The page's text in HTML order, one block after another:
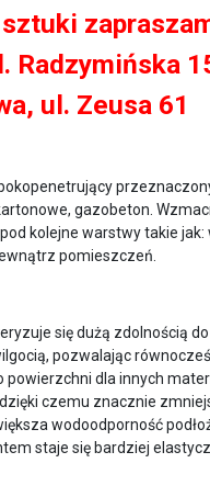
Radzymińska
ul. Zeusa 61
gazobeton.
kolejne warstwy takie
pomieszczeń.
się dużą zdolnością
pozwalając
dla innych
czemu znacznie
wodoodporność
staje się bardziej